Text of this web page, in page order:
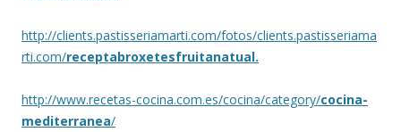
http://clients.pastisseriamarti.com/fotos/clients.pastisseriama
rti.com/receptabroxetesfruitanatual.
http://www.recetas-cocina.com.es/cocina/category/cocina-
mediterranea/